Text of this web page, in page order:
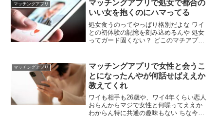
わ どのアプリ使った？ ペアーズ 美人で
はないが俺の身の丈に合った彼女ができ
た
マッチングアプリ
マッチングアプリで処女で都合の
いい女を抱くのにハマってる
処女食うのってやっぱり格別だよな ワイ
との初体験の記憶を刻み込めるんや 処女
ってガード固くない？ どこのマチアプ
イッチのスペックは？ ワイでも卒業でき
るかな 身長175 経験人数20くらい 顔上の
下
マッチングアプリ
マッチングアプリで女性と会うこ
とになったんやが何話せばええか
教えてくれ
ワイも相手も26歳や、ワイ4年くらい恋人
おらんからマジで女性と何喋ってええか
わからん特に共通の趣味もない ちな今日